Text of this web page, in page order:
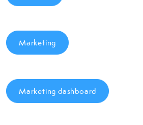
Marketing
Marketing dashboard